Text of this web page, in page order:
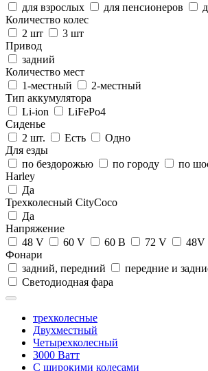
для взрослых
для пенсионеров
Количество колес
2 шт
3 шт
Привод
задний
Количество мест
1-местный
2-местный
Тип аккумулятора
Li-ion
LiFePo4
Сиденье
2 шт.
Есть
Одно
Для езды
по бездорожью
по городу
по
Harley
Да
Трехколесный CityCoco
Да
Напряжение
48 V
60 V 60 В 72 V 48V
Фонари
задний, передний
передние и
Светодиодная фара
трехколесные
Двухместный
Четырехколесный
3000 Ватт
С широкими колесами